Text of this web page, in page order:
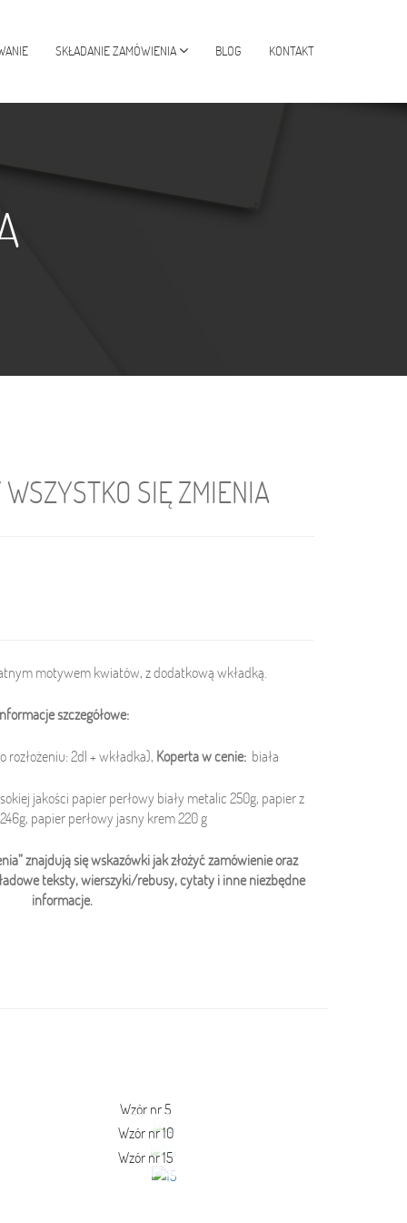
SKŁADANIE ZAMÓWIENIA BLOG KONTAKT
SIĘ ZMIENIA
motywem kwiatów, z dodatkową wkładką.
szczegółowe:
rozłożeniu: 2dl + wkładka), Koperta w cenie: biała
jakości papier perłowy biały metalic 250g, papier z
papier perłowy jasny krem 220 g
znajdują się wskazówki jak złożyć zamówienie oraz
teksty, wierszyki/rebusy, cytaty i inne niezbędne
informacje.
Wzór nr 5
Wzór nr 10
Wzór nr 15